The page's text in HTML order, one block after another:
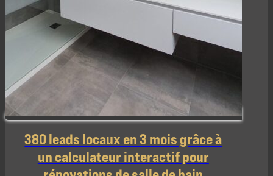
380 leads locaux en 3 mois grâce à
un calculateur interactif pour